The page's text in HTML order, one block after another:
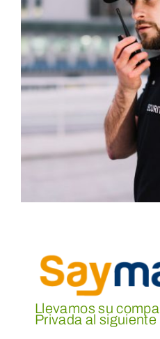
Llevamos su
Privada al siguiente